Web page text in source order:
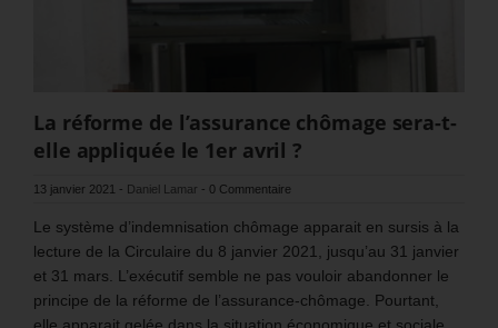
La réforme de l’assurance chômage sera-t-
elle appliquée le 1er avril ?
13 janvier 2021 - Daniel Lamar - 0 Commentaire
Le système d’indemnisation chômage apparait en sursis à la
lecture de la Circulaire du 8 janvier 2021, jusqu’au 31 janvier
et 31 mars. L’exécutif semble ne pas vouloir abandonner le
principe de la réforme de l’assurance-chômage. Pourtant,